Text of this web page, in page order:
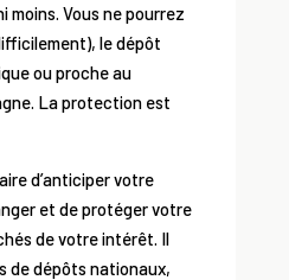
moins. Vous ne pourrez
le dépôt
ou proche au
La protection est
d’anticiper votre
et de protéger votre
de votre intérêt. Il
de dépôts nationaux,